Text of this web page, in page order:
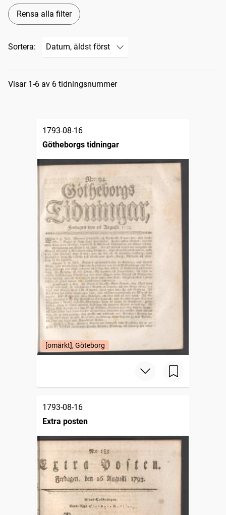
Rensa alla filter
Sortera:
Sökresultat
Visar 1-6 av 6 tidningsnummer
1793-08-16
Götheborgs tidningar
[omärkt], Göteborg
1793-08-16
Extra posten